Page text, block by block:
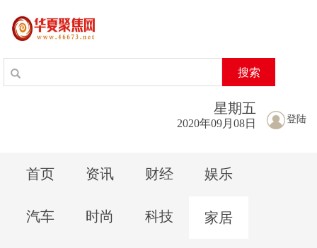
搜索
登陆
星期五
2020年09月08日
首页 资讯 财经 娱乐
汽车 时尚 科技 家居